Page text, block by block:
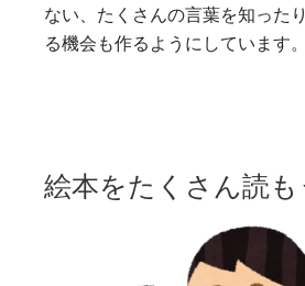
ない、たくさんの言葉を知った
る機会も作るようにしています。
絵本をたくさん読も